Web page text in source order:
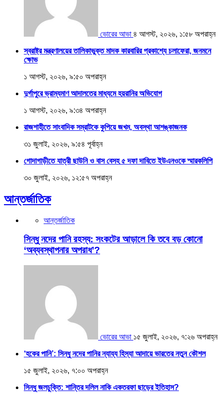
ভোরের আভা ৪ আগস্ট, ২০২৬, ১:৫৮ অপরাহ্ন
স্বরাষ্ট্র মন্ত্রণালয়ের তালিকাভুক্ত মাদক কারবারির প্রকাশ্যে চলাফেরা, জনমনে
ক্ষোভ
১ আগস্ট, ২০২৬, ৯:৫০ অপরাহ্ন
দুর্গাপুরে ভ্রাম্যমাণ আদালতের মাধ্যমে হয়রানির অভিযোগ
১ আগস্ট, ২০২৬, ৯:৩৪ অপরাহ্ন
রাজশাহীতে সাংবাদিক সম্রাটকে কুপিয়ে জখম, অবস্থা আশঙ্কাজনক
৩১ জুলাই, ২০২৬, ৯:৫৪ পূর্বাহ্ন
গোদাগাড়ীতে যাত্রী ছাউনি ও বাস বেসহ ৫ দফা দাবিতে ইউএনওকে স্মারকলিপি
৩০ জুলাই, ২০২৬, ১২:৫৭ অপরাহ্ন
আন্তর্জাতিক
আন্তর্জাতিক
সিন্ধু নদের পানি রহস্য: সংকটের আড়ালে কি তবে বড় কোনো
‘অব্যবস্থাপনার অপরাধ’?
ভোরের আভা ১৫ জুলাই, ২০২৬, ৭:২৬ অপরাহ্ন
‘হকের পানি’: সিন্ধু নদের পানির ন্যায্য হিস্যা আদায়ে ভারতের নতুন কৌশল
১৫ জুলাই, ২০২৬, ৭:০০ অপরাহ্ন
সিন্ধু জলচুক্তি: শান্তির দলিল নাকি একতরফা ছাড়ের ইতিহাস?